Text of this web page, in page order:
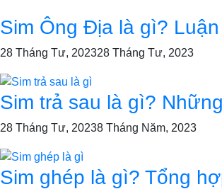
Sim Ông Địa là gì?
28 Tháng Tư, 202328 Tháng Tư, 2023
Sim trả sau là gì?
28 Tháng Tư, 20238 Tháng Năm, 2023
Sim ghép là gì? Tổng